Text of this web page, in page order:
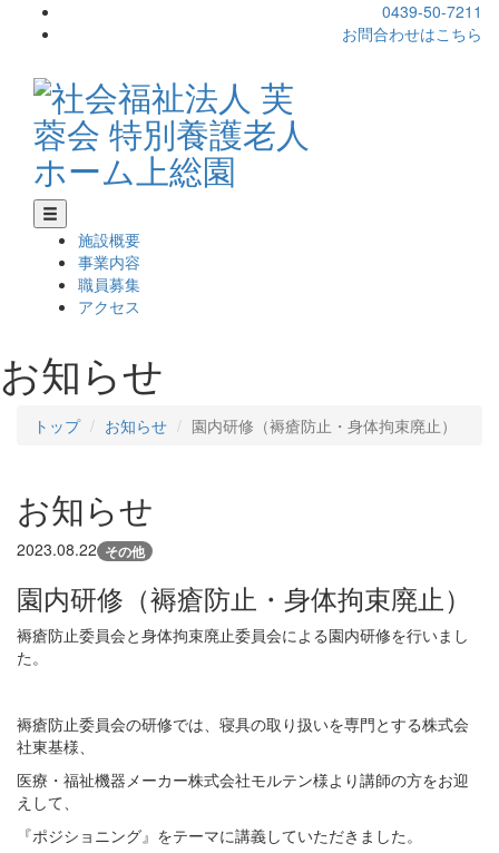
0439-50-7211
お問合わせはこちら
施設概要
事業内容
職員募集
アクセス
お知らせ
トップ お知らせ 園内研修（褥瘡防止・身体拘束廃止）
お知らせ
2023.08.22 その他
園内研修（褥瘡防止・身体拘束廃止）
褥瘡防止委員会と身体拘束廃止委員会による園内研修を行いまし
た。
褥瘡防止委員会の研修では、寝具の取り扱いを専門とする株式会
社東基様、
医療・福祉機器メーカー株式会社モルテン様より講師の方をお迎
えして、
『ポジショニング』をテーマに講義していただきました。